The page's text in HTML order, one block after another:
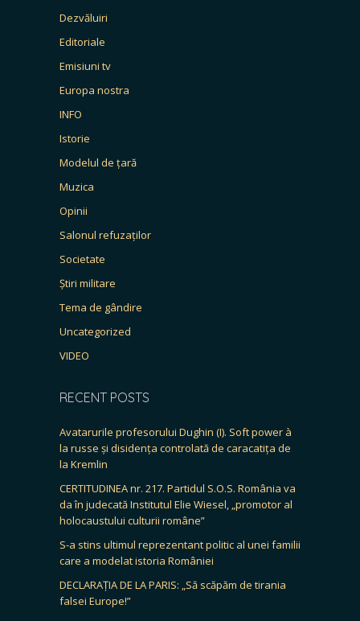
Dezvăluiri
Editoriale
Emisiuni tv
Europa nostra
INFO
Istorie
Modelul de țară
Muzica
Opinii
Salonul refuzaților
Societate
Știri militare
Tema de gândire
Uncategorized
VIDEO
RECENT POSTS
Avatarurile profesorului Dughin (I). Soft power à
la russe și disidența controlată de caracatița de
la Kremlin
CERTITUDINEA nr. 217. Partidul S.O.S. România va
da în judecată Institutul Elie Wiesel, „promotor al
holocaustului culturii române”
S-a stins ultimul reprezentant politic al unei familii
care a modelat istoria României
DECLARAȚIA DE LA PARIS: „Să scăpăm de tirania
falsei Europe!”